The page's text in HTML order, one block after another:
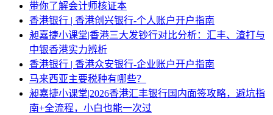
带你了解会计师核证本
香港银行 | 香港创兴银行-个人账户开户指南
昶嘉捷小课堂|香港三大发钞行对比分析：汇丰、渣打与
中银香港实力辨析
香港银行 | 香港众安银行-企业账户开户指南
马来西亚主要税种有哪些？
昶嘉捷小课堂|2026香港汇丰银行国内面签攻略，避坑指
南+全流程，小白也能一次过